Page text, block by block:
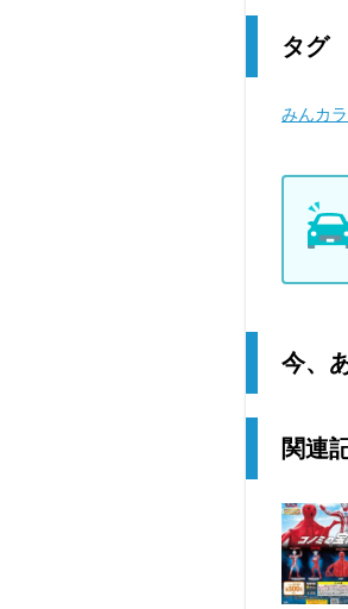
タグ
みんカ
今、
関連